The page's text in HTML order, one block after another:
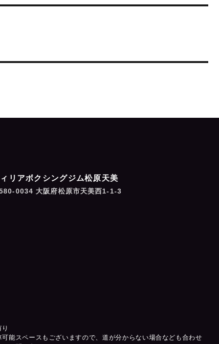
リアボクシングジム松原天美
0034 大阪府松原市天美西1-1-3
可能スペースもございますので、道が分からない場合なども合わせ